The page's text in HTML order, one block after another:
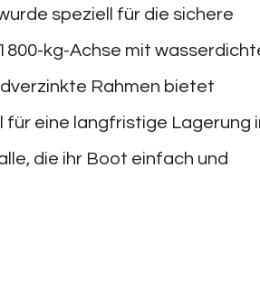
speziell für die sichere
kg-Achse mit
Rahmen bietet
für eine langfristige Lagerung
die ihr Boot einfach und